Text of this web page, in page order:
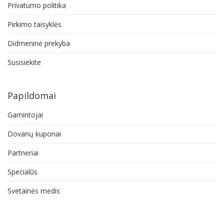
Privatumo politika
Pirkimo taisyklės
Didmeninė prekyba
Susisiekite
Papildomai
Gamintojai
Dovanų kuponai
Partneriai
Specialūs
Svetainės medis